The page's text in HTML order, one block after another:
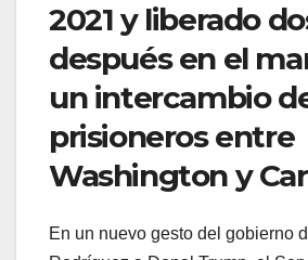
2021 y liberado
después en el
un intercambio
prisioneros entre
Washington y
En un nuevo gesto del gobierno